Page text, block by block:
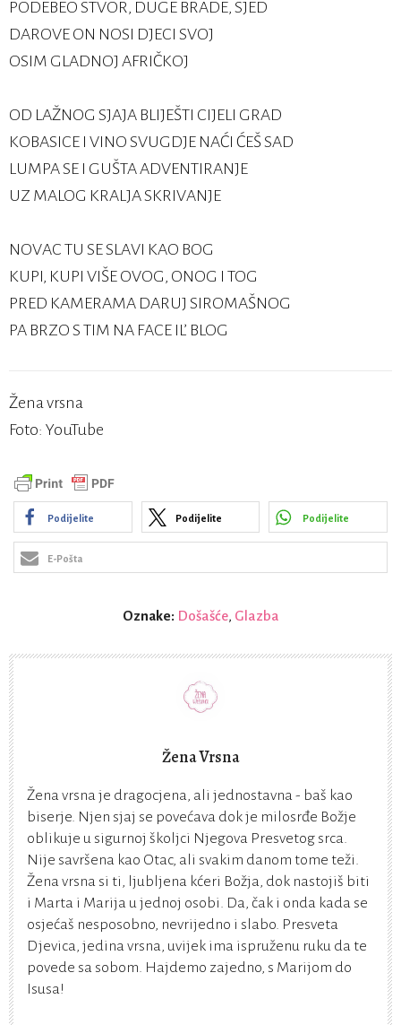
PODEBEO STVOR, DUGE BRADE, SJED
DAROVE ON NOSI DJECI SVOJ
OSIM GLADNOJ AFRIČKOJ
OD LAŽNOG SJAJA BLIJEŠTI CIJELI GRAD
KOBASICE I VINO SVUGDJE NAĆI ĆEŠ SAD
LUMPA SE I GUŠTA ADVENTIRANJE
UZ MALOG KRALJA SKRIVANJE
NOVAC TU SE SLAVI KAO BOG
KUPI, KUPI VIŠE OVOG, ONOG I TOG
PRED KAMERAMA DARUJ SIROMAŠNOG
PA BRZO S TIM NA FACE IL’ BLOG
Žena vrsna
Foto: YouTube
Podijelite Podijelite Podijelite
E-Pošta
Oznake: Došašće, Glazba
Žena Vrsna
Žena vrsna je dragocjena, ali jednostavna - baš kao
biserje. Njen sjaj se povećava dok je milosrđe Božje
oblikuje u sigurnoj školjci Njegova Presvetog srca.
Nije savršena kao Otac, ali svakim danom tome teži.
Žena vrsna si ti, ljubljena kćeri Božja, dok nastojiš biti
i Marta i Marija u jednoj osobi. Da, čak i onda kada se
osjećaš nesposobno, nevrijedno i slabo. Presveta
Djevica, jedina vrsna, uvijek ima ispruženu ruku da te
povede sa sobom. Hajdemo zajedno, s Marijom do
Isusa!